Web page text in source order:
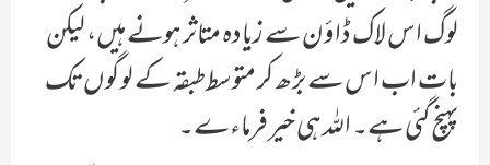
لوگ اس لاک ڈاؤن سے زیادہ متاثر ہونے ہیں، لیکن
بات اب اس سے بڑھ کر متوسط طبقہ کے لوگوں تک
پہنچ گئی ہے۔ اللہ ہی خیر فرماءے۔